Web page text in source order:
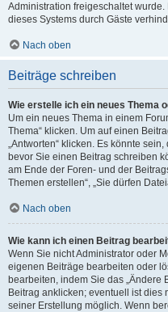
Administration freigeschaltet
dieses Systems durch Gäste
Nach oben
Beiträge schreiben
Wie erstelle ich ein neues Thema
Um ein neues Thema in einem
Thema“ klicken. Um auf einen
„Antworten“ klicken. Es könnte
bevor Sie einen Beitrag schreiben
am Ende der Foren- und der
Themen erstellen“, „Sie dürfen
Nach oben
Wie kann ich einen Beitrag
Wenn Sie nicht Administrator oder
eigenen Beiträge bearbeiten oder
bearbeiten, indem Sie das „Ändere
Beitrag anklicken; eventuell ist dies
seiner Erstellung möglich. Wenn